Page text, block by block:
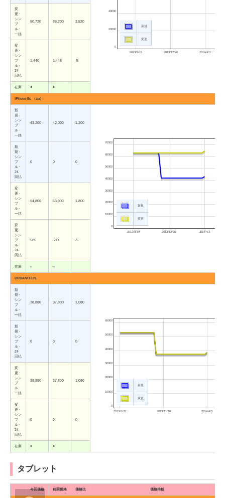
2013/9/19 2013/12/26 2014/4/3
0
20000
40000
新規
変更
変
更・
シン
プ
ル・
一括
90,720 88,200 2,520
変
更・
シン
プ
ル・
24
回払
1,440 1,445 -5
在庫 ○ ○
iPhone 5c （au）
新
規・
シン
プ
ル・
一括
43,200 42,000 1,200
2013/9/19 2013/12/26 2014/4/3
0
10000
20000
30000
40000
50000
60000
70000
新規
変更
新
規・
シン
プ
ル・
24
回払
0 0 0
変
更・
シン
プ
ル・
一括
64,800 63,000 1,800
変
更・
シン
プ
ル・
24
回払
585 590 -5
在庫 ○ ○
URBANO L01
新
規・
シン
プ
ル・
一括
38,880 37,800 1,080
2013/6/20 2013/11/10 2014/4/3
0
10000
20000
30000
40000
50000
60000
新規
変更
新
規・
シン
プ
ル・
24
回払
0 0 0
変
更・
シン
プ
ル・
一括
38,880 37,800 1,080
変
更・
シン
プ
ル・
24
回払
0 0 0
在庫 ○ ○
タブレット
今回価格 前回価格 価格比 価格推移